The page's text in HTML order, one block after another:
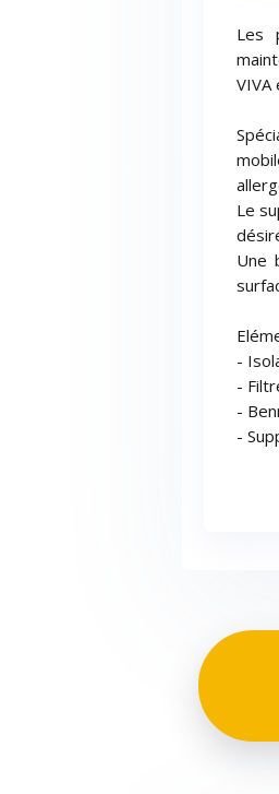
Les
Le
Une
-
-
-
-